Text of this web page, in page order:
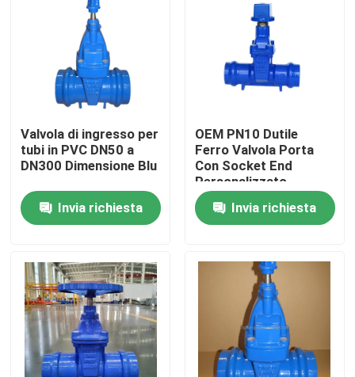
Casa
Video
Chi siamo
Valvola di ingresso per
tubi in PVC DN50 a
DN300 Dimensione Blu
Invia richiesta
OEM PN10 Dutile
Ferro Valvola Porta
Con Socket End
Personalizzato
Invia richiesta